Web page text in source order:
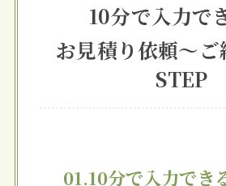
10分で入力で
お見積り依頼～ご
STEP
01.10分で入力でき